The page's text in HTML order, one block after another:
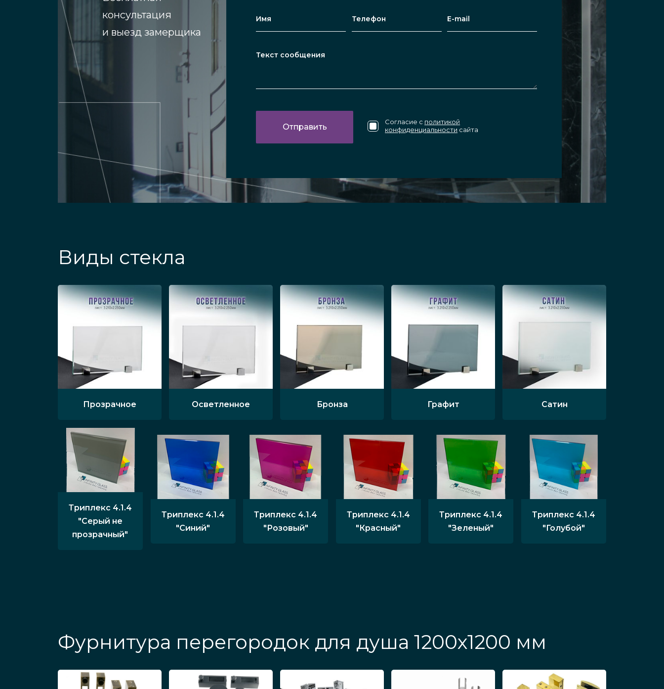
консультация
и выезд замерщика
Согласие с политикой
конфиденциальности сайта
Виды стекла
Прозрачное Осветленное Бронза Графит Сатин
Триплекс 4.1.4
"Серый не
прозрачный"
Триплекс 4.1.4
"Синий"
Триплекс 4.1.4
"Розовый"
Триплекс 4.1.4
"Красный"
Триплекс 4.1.4
"Зеленый"
Триплекс 4.1.4
"Голубой"
Фурнитура перегородок для душа 1200х1200 мм